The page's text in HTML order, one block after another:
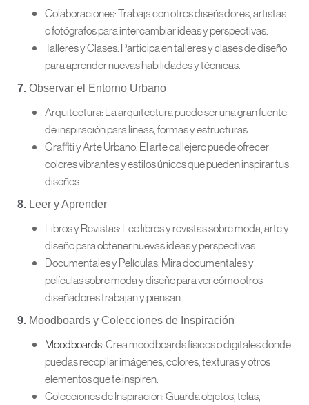
Colaboraciones: Trabaja con otros diseñadores, artistas
o fotógrafos para intercambiar ideas y perspectivas.
Talleres y Clases: Participa en talleres y clases de diseño
para aprender nuevas habilidades y técnicas.
7. Observar el Entorno Urbano
Arquitectura: La arquitectura puede ser una gran fuente
de inspiración para líneas, formas y estructuras.
Graffiti y Arte Urbano: El arte callejero puede ofrecer
colores vibrantes y estilos únicos que pueden inspirar tus
diseños.
8. Leer y Aprender
Libros y Revistas: Lee libros y revistas sobre moda, arte y
diseño para obtener nuevas ideas y perspectivas.
Documentales y Películas: Mira documentales y
películas sobre moda y diseño para ver cómo otros
diseñadores trabajan y piensan.
9. Moodboards y Colecciones de Inspiración
Moodboards: Crea moodboards físicos o digitales donde
puedas recopilar imágenes, colores, texturas y otros
elementos que te inspiren.
Colecciones de Inspiración: Guarda objetos, telas,